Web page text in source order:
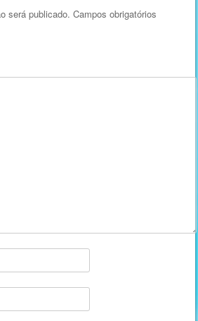
será publicado. Campos obrigatórios